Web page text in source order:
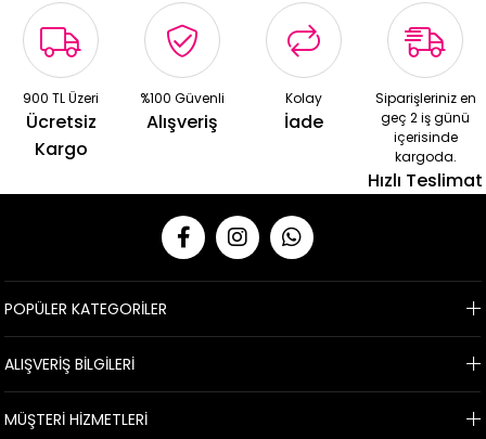
900 TL Üzeri
Ücretsiz
Kargo
%100 Güvenli
Alışveriş
Kolay
İade
Siparişleriniz en
geç 2 iş günü
içerisinde
kargoda.
Hızlı Teslimat
POPÜLER KATEGORİLER
ALIŞVERİŞ BİLGİLERİ
MÜŞTERİ HİZMETLERİ